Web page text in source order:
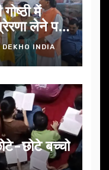
में
लेने पर
DEKHO INDIA
छोटे बच्चो